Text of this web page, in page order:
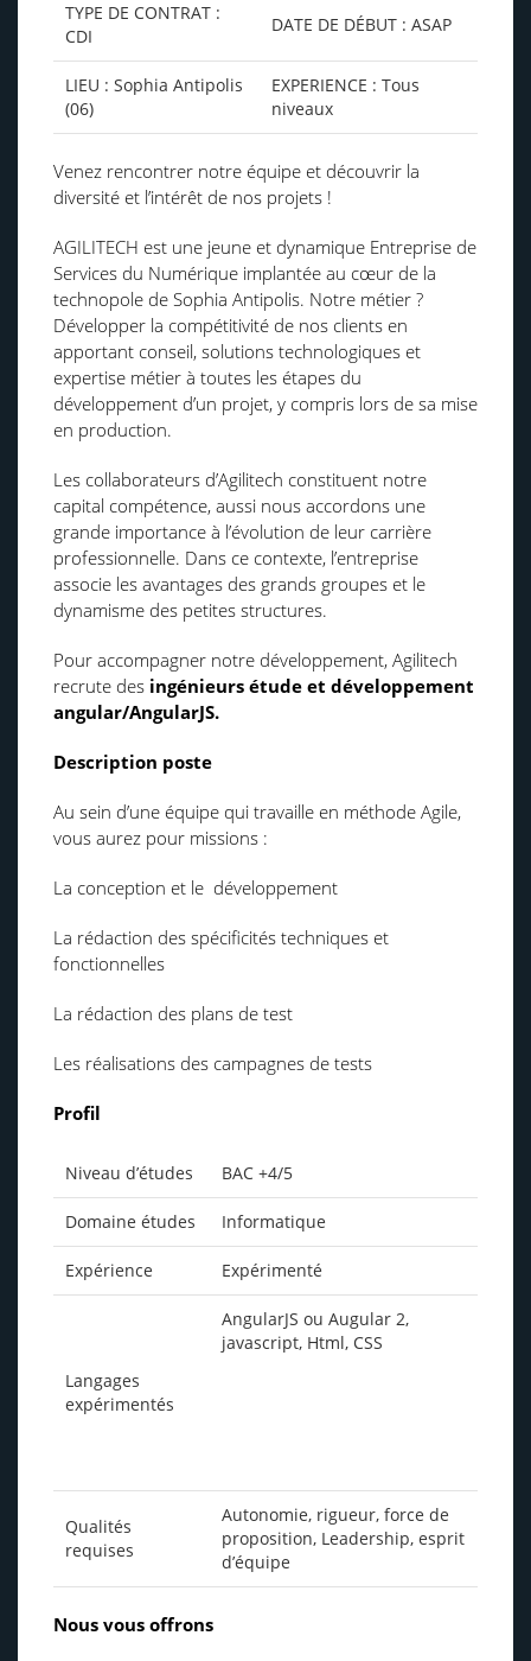
TYPE DE CONTRAT :
CDI
DATE DE DÉBUT : ASAP
LIEU : Sophia Antipolis
(06)
EXPERIENCE : Tous
niveaux
Venez rencontrer notre équipe et découvrir la
diversité et l’intérêt de nos projets !
AGILITECH est une jeune et dynamique Entreprise de
Services du Numérique implantée au cœur de la
technopole de Sophia Antipolis. Notre métier ?
Développer la compétitivité de nos clients en
apportant conseil, solutions technologiques et
expertise métier à toutes les étapes du
développement d’un projet, y compris lors de sa mise
en production.
Les collaborateurs d’Agilitech constituent notre
capital compétence, aussi nous accordons une
grande importance à l’évolution de leur carrière
professionnelle. Dans ce contexte, l’entreprise
associe les avantages des grands groupes et le
dynamisme des petites structures.
Pour accompagner notre développement, Agilitech
recrute des ingénieurs étude et développement
angular/AngularJS.
Description poste
Au sein d’une équipe qui travaille en méthode Agile,
vous aurez pour missions :
La conception et le développement
La rédaction des spécificités techniques et
fonctionnelles
La rédaction des plans de test
Les réalisations des campagnes de tests
Profil
Niveau d’études BAC +4/5
Domaine études Informatique
Expérience Expérimenté
Langages
expérimentés
AngularJS ou Augular 2,
javascript, Html, CSS
Qualités
requises
Autonomie, rigueur, force de
proposition, Leadership, esprit
d’équipe
Nous vous offrons